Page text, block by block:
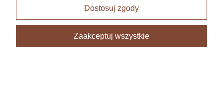
Dostosuj zgody
Zaakceptuj wszystkie